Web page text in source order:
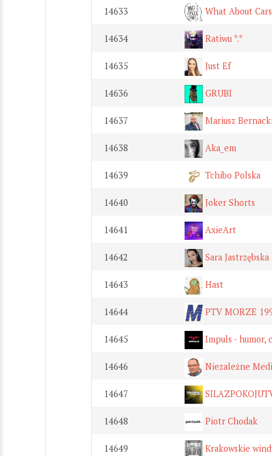
14633 What About Cars
14634 Ratiwu *.*
14635 Just Ef
14636 GRUBI
14637 Mariusz
14638 Aka_em
14639 Tchibo Polska
14640 Joker Shorts
14641 AxieArt
14642 Sara Jastrzębska
14643 Hast
14644 PTV MORZE
14645 Impuls - humor,
14646 Niezależne
14647
14648 Piotr Chodak
14649 Krakowskie